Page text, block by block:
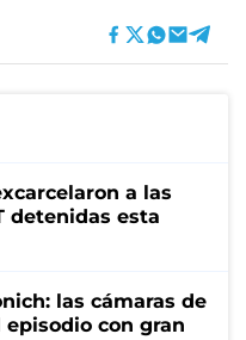
a las
detenidas esta
las cámaras de
con gran